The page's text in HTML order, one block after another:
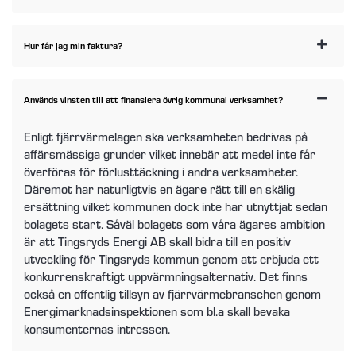
Hur får jag min faktura?
Används vinsten till att finansiera övrig kommunal verksamhet?
Enligt fjärrvärmelagen ska verksamheten bedrivas på
affärsmässiga grunder vilket innebär att medel inte får
överföras för förlusttäckning i andra verksamheter.
Däremot har naturligtvis en ägare rätt till en skälig
ersättning vilket kommunen dock inte har utnyttjat sedan
bolagets start. Såväl bolagets som våra ägares ambition
är att Tingsryds Energi AB skall bidra till en positiv
utveckling för Tingsryds kommun genom att erbjuda ett
konkurrenskraftigt uppvärmningsalternativ. Det finns
också en offentlig tillsyn av fjärrvärmebranschen genom
Energimarknadsinspektionen som bl.a skall bevaka
konsumenternas intressen.